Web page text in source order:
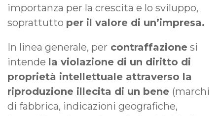
importanza per la crescita e lo sviluppo,
soprattutto per il valore di un’impresa.
In linea generale, per contraffazione si
intende la violazione di un diritto di
proprietà intellettuale attraverso la
riproduzione illecita di un bene (marchi
di fabbrica, indicazioni geografiche,